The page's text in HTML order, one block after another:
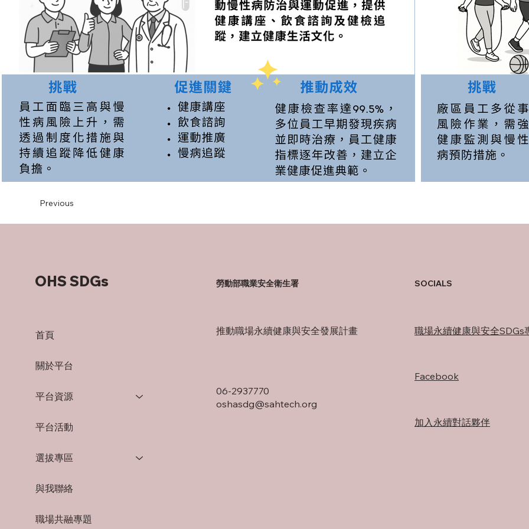
Previous
OHS SDGs
首頁
關於平台
平台資源
平台活動
選拔專區
與我聯絡
職場共融專題
勞動部職業安全衛生署
推動職場永續健康與安全發展計畫
06-2937770
oshasdg@sahtech.org
SOCIALS
職場永續健康與安全SDGs
Facebook
加入永續對話夥伴